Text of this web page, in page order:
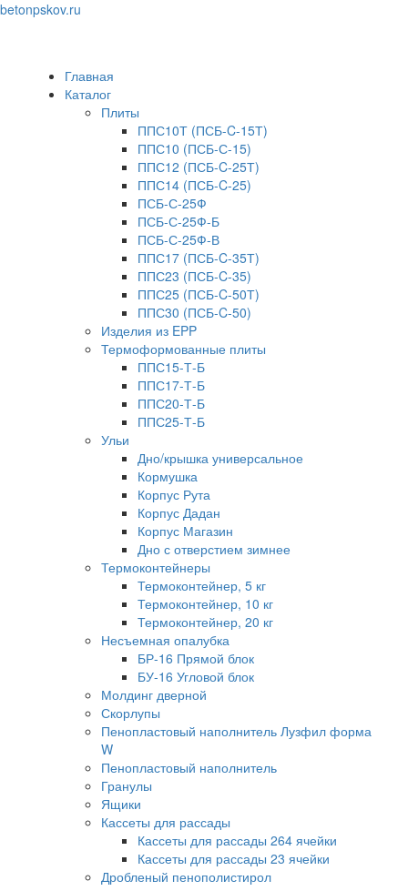
betonpskov.ru
Главная
Каталог
Плиты
ППС10Т (ПСБ-C-15Т)
ППС10 (ПСБ-С-15)
ППС12 (ПСБ-C-25Т)
ППС14 (ПСБ-C-25)
ПСБ-С-25Ф
ПСБ-С-25Ф-Б
ПСБ-С-25Ф-В
ППС17 (ПСБ-C-35Т)
ППС23 (ПСБ-C-35)
ППС25 (ПСБ-C-50Т)
ППС30 (ПСБ-C-50)
Изделия из EPP
Термоформованные плиты
ППС15-Т-Б
ППС17-Т-Б
ППС20-Т-Б
ППС25-Т-Б
Ульи
Дно/крышка универсальное
Кормушка
Корпус Рута
Корпус Дадан
Корпус Магазин
Дно с отверстием зимнее
Термоконтейнеры
Термоконтейнер, 5 кг
Термоконтейнер, 10 кг
Термоконтейнер, 20 кг
Несъемная опалубка
БР-16 Прямой блок
БУ-16 Угловой блок
Молдинг дверной
Скорлупы
Пенопластовый наполнитель Лузфил форма
W
Пенопластовый наполнитель
Гранулы
Ящики
Кассеты для рассады
Кассеты для рассады 264 ячейки
Кассеты для рассады 23 ячейки
Дробленый пенополистирол